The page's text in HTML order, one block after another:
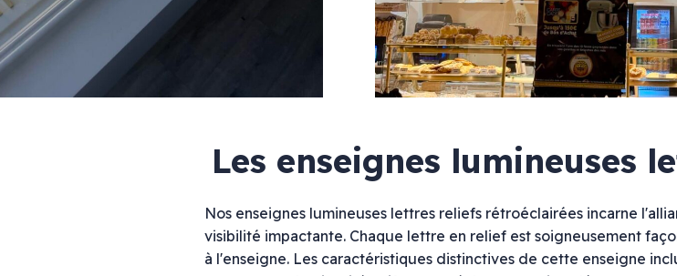
Enseignes lettres boitiers
Enseignes drapeaux
Enseigne lettres découpées & bandeau LED
Enseignes néons
Enseignes bois
Mélange de styles
Store & lambrequin
Signalétique
Les enseignes lumineuses
Nos enseignes lumineuses lettres reliefs rétroéclairées incarne
visibilité impactante. Chaque lettre en relief est soigneusement
à l'enseigne. Les caractéristiques distinctives de cette enseigne